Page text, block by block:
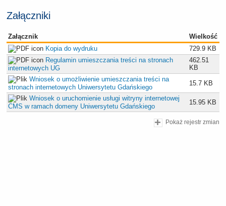
Załączniki
Załącznik
Wielkość
Kopia do wydruku
729.9 KB
Regulamin umieszczania treści na stronach
internetowych UG
462.51
KB
Wniosek o umożliwienie umieszczania treści na
stronach internetowych Uniwersytetu Gdańskiego
15.7 KB
Wniosek o uruchomienie usługi witryny internetowej
CMS w ramach domeny Uniwersytetu Gdańskiego
15.95 KB
Pokaż rejestr zmian